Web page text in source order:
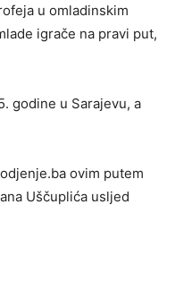
u omladinskim
igrače na pravi put,
godine u Sarajevu, a
ovim putem
Uščuplića usljed